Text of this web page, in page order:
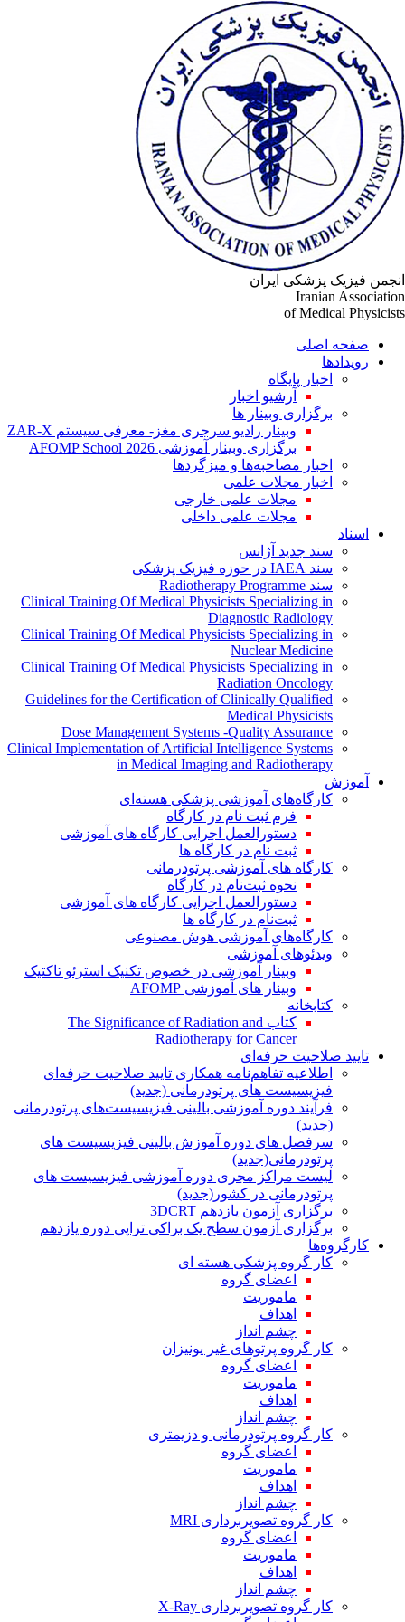
فیزیک پزشکی ایران
Iranian
of Medical
صفحه اصلی
رویدادها
اخبار پایگاه
آرشیو اخبار
برگزاری وبینار ها
وبینار رادیو سرجری مغز- معرفی سیستم ZAR-X
برگزاری وبینار آموزشی AFOMP School 2026
اخبار مصاحبه‌ها و میزگردها
اخبار مجلات علمی
مجلات علمی خارجی
مجلات علمی داخلی
اسناد
سند جدید آژانس
سند IAEA در حوزه فیزیک پزشکی
سند Radiotherapy Programme
Clinical Training Of Medical Physicists Specializing in
Diagnostic Radiology
Clinical Training Of Medical Physicists Specializing in
Nuclear Medicine
Clinical Training Of Medical Physicists Specializing in
Radiation Oncology
Guidelines for the Certification of Clinically Qualified
Medical Physicists
Dose Management Systems -Quality Assurance
Clinical Implementation of Artificial Intelligence Systems
in Medical Imaging and Radiotherapy
آموزش
کارگاه‌های آموزشی پزشکی هسته‌ای
فرم ثبت نام در کارگاه
دستورالعمل اجرایی کارگاه های آموزشی
ثبت نام در کارگاه ها
کارگاه های آموزشی پرتودرمانی
نحوه ثبت‌نام در کارگاه
دستورالعمل اجرایی کارگاه های آموزشی
ثبت‌نام در کارگاه ها
کارگاه‌های آموزشی هوش مصنوعی
ویدئوهای آموزشی
وبینار آموزشی در خصوص تکنیک استرئو تاکتیک
وبینار های آموزشی AFOMP
کتابخانه
کتاب The Significance of Radiation and
Radiotherapy for Cancer
تایید صلاحیت حرفه‌ای
اطلاعیه تفاهم‌نامه همکاری تایید صلاحیت حرفه‌ای
فیزیسیست های پرتودرمانی (جدید)
فرآیند دوره آموزشی بالینی فیزیسیست‌های پرتودرمانی
(جدید)
سرفصل های دوره آموزش بالینی فیزیسیست های
پرتودرمانی(جدید)
لیست مراکز مجری دوره آموزشی فیزیسیست های
پرتودرمانی در کشور(جدید)
برگزاری آزمون یازدهم 3DCRT
برگزاری آزمون سطح یک براکی تراپی دوره یازدهم
کارگروه‌ها
کار گروه پزشکی هسته ای
اعضای گروه
ماموریت
اهداف
چشم انداز
کار گروه پرتوهای غیر یونیزان
اعضای گروه
ماموریت
اهداف
چشم انداز
کار گروه پرتودرمانی و دزیمتری
اعضای گروه
ماموریت
اهداف
چشم انداز
کار گروه تصویربرداری MRI
اعضای گروه
ماموریت
اهداف
چشم انداز
کار گروه تصویربرداری X-Ray